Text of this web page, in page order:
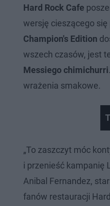
Hard Rock Cafe
wersję cieszącego
Champion's Edition
wszech czasów, jest
Messiego chimichurri
wrażenia smakowe.
„To zaszczyt móc
i przenieść kampanię
Anibal Fernandez,
fanów restauracji